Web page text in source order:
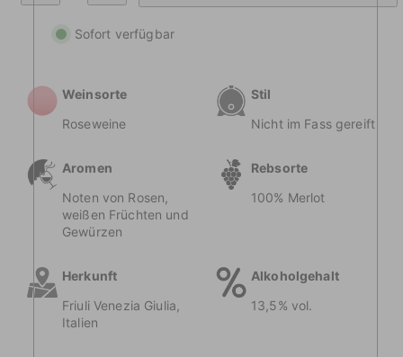
IGT
Sofort verfügbar
Weinsorte
Roseweine
Stil
Nicht im Fass gereift
Aromen
Noten von Rosen,
weißen Früchten und
Gewürzen
Rebsorte
100% Merlot
Herkunft
Friuli Venezia Giulia,
Italien
Alkoholgehalt
13,5% vol.